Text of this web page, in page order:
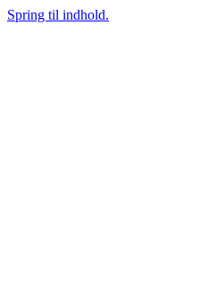
Spring til indhold.